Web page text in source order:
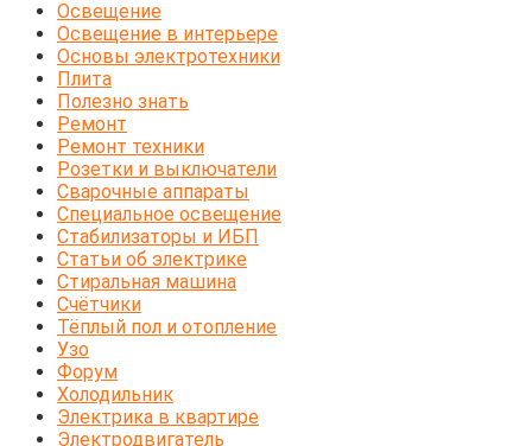
Освещение
Освещение в интерьере
Основы электротехники
Плита
Полезно знать
Ремонт
Ремонт техники
Розетки и выключатели
Сварочные аппараты
Специальное освещение
Стабилизаторы и ИБП
Статьи об электрике
Стиральная машина
Счётчики
Тёплый пол и отопление
Узо
Форум
Холодильник
Электрика в квартире
Электродвигатель